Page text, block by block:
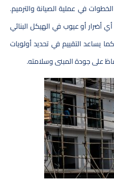
في عملية الصيانة والترميم.
أضرار أو عيوب في الهيكل البنائي
يساعد التقييم في تحديد أولويات
على جودة المبنى وسلامته.